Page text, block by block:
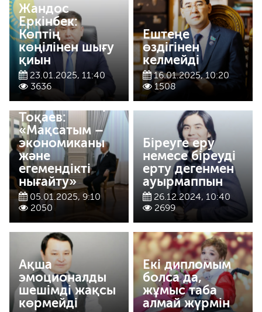
Жандос
Еркінбек:
Көптің
көңілінен шығу
қиын
23.01.2025, 11:40
3636
Ештеңе
өздігінен
келмейді
16.01.2025, 10:20
1508
Қасым-Жомарт
Тоқаев:
«Мақсатым –
экономиканы
және
егемендікті
нығайту»
05.01.2025, 9:10
2050
Біреуге еру
немесе біреуді
ерту дегенмен
ауырмаппын
26.12.2024, 10:40
2699
Ақша
эмоционалды
шешімді жақсы
көрмейді
Екі дипломым
болса да,
жұмыс таба
алмай жүрмін